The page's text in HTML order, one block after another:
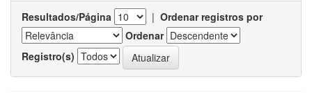
Resultados/Página | Ordenar registros por
Ordenar
Registro(s)